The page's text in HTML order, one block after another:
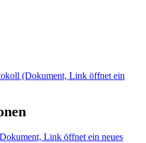
(Dokument, Link öffnet ein
Link öffnet ein neues